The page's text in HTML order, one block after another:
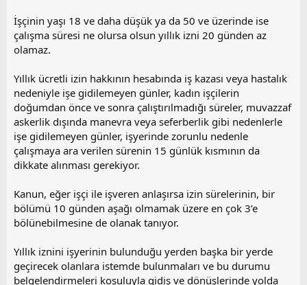
İşçinin yaşı 18 ve daha düşük ya da 50 ve üzerinde ise
çalışma süresi ne olursa olsun yıllık izni 20 günden az
olamaz.
Yıllık ücretli izin hakkının hesabında iş kazası veya hastalık
nedeniyle işe gidilemeyen günler, kadın işçilerin
doğumdan önce ve sonra çalıştırılmadığı süreler, muvazzaf
askerlik dışında manevra veya seferberlik gibi nedenlerle
işe gidilemeyen günler, işyerinde zorunlu nedenle
çalışmaya ara verilen sürenin 15 günlük kısmının da
dikkate alınması gerekiyor.
Kanun, eğer işçi ile işveren anlaşırsa izin sürelerinin, bir
bölümü 10 günden aşağı olmamak üzere en çok 3’e
bölünebilmesine de olanak tanıyor.
Yıllık iznini işyerinin bulunduğu yerden başka bir yerde
geçirecek olanlara istemde bulunmaları ve bu durumu
belgelendirmeleri koşuluyla gidiş ve dönüşlerinde yolda